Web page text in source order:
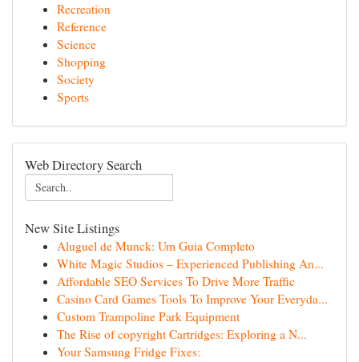
Recreation
Reference
Science
Shopping
Society
Sports
Web Directory Search
New Site Listings
Aluguel de Munck: Um Guia Completo
White Magic Studios – Experienced Publishing An...
Affordable SEO Services To Drive More Traffic
Casino Card Games Tools To Improve Your Everyda...
Custom Trampoline Park Equipment
The Rise of copyright Cartridges: Exploring a N...
Your Samsung Fridge Fixes: